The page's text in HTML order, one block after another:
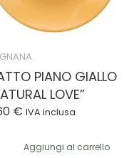
PIANO GIALLO
LOVE”
€ IVA inclusa
Aggiungi al carrello